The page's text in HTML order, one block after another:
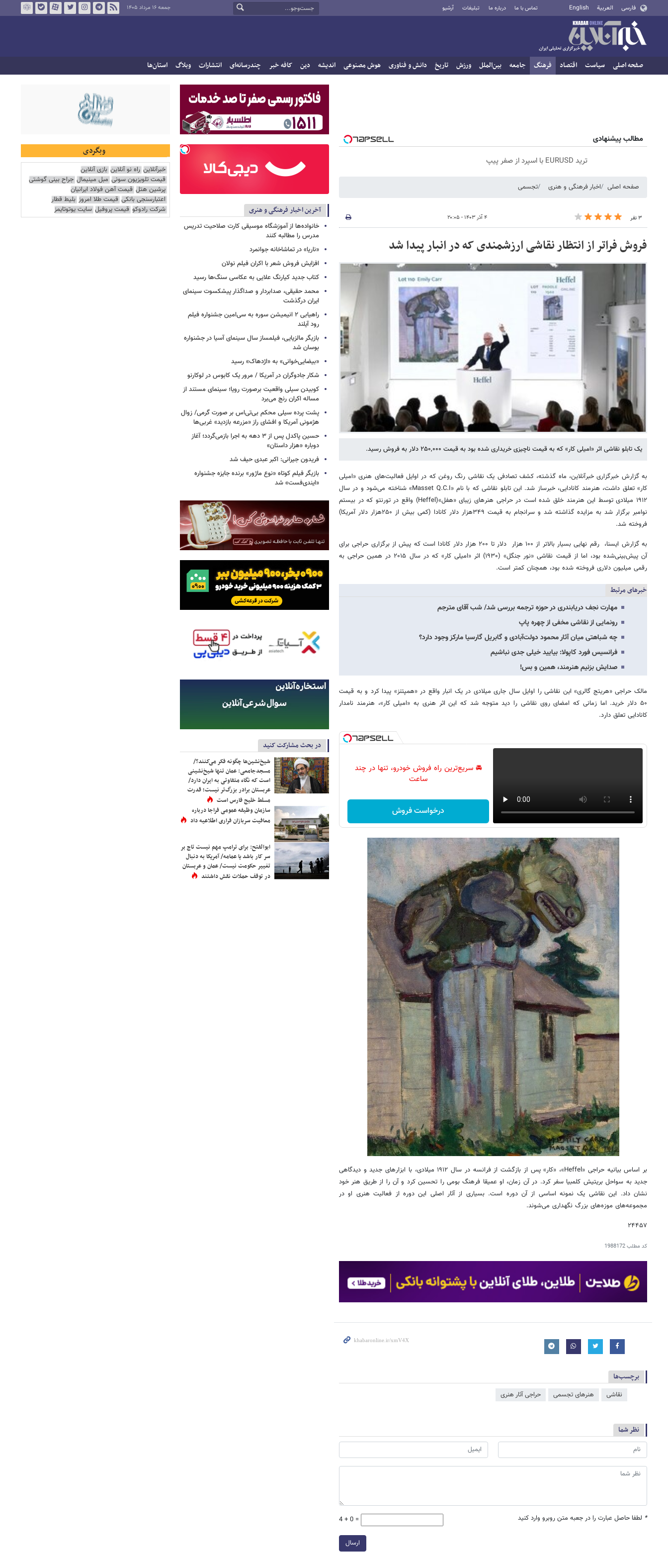
فارسی العربية English تماس با ما درباره ما تبلیغات آرشیو جمعه ۱۶ مرداد ۱۴۰۵
صفحه اصلی سیاست اقتصاد فرهنگ جامعه بین‌الملل ورزش تاریخ دانش و فناوری هوش مصنوعی اندیشه دین کافه خبر چندرسانه‌ای انتشارات وبلاگ استان‌ها
مطالب پیشنهادی
ترید EURUSD با اسپرد از صفر پیپ
صفحه اصلی اخبار فرهنگی و هنری تجسمی
۳ نفر ۴ آذر ۱۴۰۳ - ۲۰:۰۵
فروش فراتر از انتظار نقاشی ارزشمندی که در انبار پیدا شد
یک تابلو نقاشی اثر «امیلی کار» که به قیمت ناچیزی خریداری شده بود به قیمت ۲۵۰,۰۰۰ دلار به فروش رسید.
به گزارش خبرگزاری خبرآنلاین، ماه گذشته، کشف تصادفی یک نقاشی رنگ روغن که در اوایل فعالیت‌های هنری «امیلی
کار» تعلق داشت، هنرمند کانادایی، خبرساز شد. این تابلو نقاشی که با نام «Masset Q.C.I» شناخته می‌شود و در سال
۱۹۱۲ میلادی توسط این هنرمند خلق شده است در حراجی هنرهای زیبای «هفل»(Heffel) واقع در تورنتو که در بیستم
نوامبر برگزار شد به مزایده گذاشته شد و سرانجام به قیمت ۳۴۹هزار دلار کانادا (کمی بیش از ۲۵۰هزار دلار آمریکا)
فروخته شد.
به گزارش ایسنا، رقم نهایی بسیار بالاتر از ۱۰۰ هزار دلار تا ۲۰۰ هزار دلار کانادا است که پیش از برگزاری حراجی برای
آن پیش‌بینی‌شده بود، اما از قیمت نقاشی «نور جنگل» (۱۹۳۰) اثر «امیلی کار» که در سال ۲۰۱۵ در همین حراجی به
رقمی میلیون دلاری فروخته شده بود، همچنان کمتر است.
خبرهای مرتبط
مهارت نجف دریابندری در حوزه ترجمه بررسی شد/ شب آقای مترجم
رونمایی از نقاشی مخفی از چهره پاپ
چه شباهتی میان آثار محمود دولت‌آبادی و گابریل گارسیا مارکز وجود دارد؟
فرانسیس فورد کاپولا: بیایید خیلی جدی نباشیم
صدایش بزنیم هنرمند، همین و بس!
مالک حراجی «هریتج گالری» این نقاشی را اوایل سال جاری میلادی در یک انبار واقع در «همپتنز» پیدا کرد و به قیمت
۵۰ دلار خرید. اما زمانی که امضای روی نقاشی را دید متوجه شد که این اثر هنری به «امیلی کار»، هنرمند نامدار
کانادایی تعلق دارد.
🚘 سریع‌ترین راه فروش خودرو، تنها در چند
ساعت
درخواست فروش
بر اساس بیانیه حراجی «Heffel»، «کار» پس از بازگشت از فرانسه در سال ۱۹۱۲ میلادی، با ابزارهای جدید و دیدگاهی
جدید به سواحل بریتیش کلمبیا سفر کرد. در آن زمان، او عمیقا فرهنگ بومی را تحسین کرد و آن را از طریق هنر خود
نشان داد. این نقاشی یک نمونه اساسی از آن دوره است. بسیاری از آثار اصلی این دوره از فعالیت هنری او در
مجموعه‌های موزه‌های بزرگ نگهداری می‌شوند.
۲۴۴۵۷
کد مطلب1988172
برچسب‌ها
نقاشی هنرهای تجسمی حراجی آثار هنری
نظر شما
* لطفا حاصل عبارت را در جعبه متن روبرو وارد کنید 4 + 0 =
ارسال
آخرین اخبار فرهنگی و هنری
خانواده‌ها از آموزشگاه موسیقی کارت صلاحیت تدریس
مدرس را مطالبه کنند
«ناریا» در تماشاخانه جوانمرد
افزایش فروش شعر با اکران فیلم نولان
کتاب جدید کیارنگ علایی به عکاسی سنگ‌ها رسید
محمد حقیقی، صدابردار و صداگذار پیشکسوت سینمای
ایران درگذشت
راهیابی ۲ انیمیشن سوره به سی‌امین جشنواره فیلم
رود آیلند
بازیگر مالزیایی، فیلمساز سال سینمای آسیا در جشنواره
بوسان شد
«بیضایی‌خوانی» به «اژدهاک» رسید
شکار جادوگران در آمریکا / مرور یک کابوس در لوکارنو
کوبیدن سیلی واقعیت برصورت رویا؛ سینمای مستند از
مساله اکران رنج می‌برد
پشت پرده سیلی محکم بی‌تی‌اس بر صورت گرمی/ زوال
هژمونی آمریکا و افشای راز «مزرعه بازدید» غربی‌ها
حسین پاکدل پس از ۳ دهه به اجرا بازمی‌گردد؛ آغاز
دوباره «هزار داستان»
فریدون جیرانی: اکبر عبدی حیف شد
بازیگر فیلم کوتاه «نوع ماژور» برنده جایزه جشنواره
«ایندی‌فست» شد
در بحث مشارکت کنید
شیخ‌نشین‌ها چگونه فکر می‌کنند؟/
مسجدجامعی: عمان تنها شیخ‌نشینی
است که نگاه متفاوتی به ایران دارد/
عربستان برادر بزرگ‌تر نیست؛ قدرت
مسلط خلیج فارس است
سازمان وظیفه عمومی فراجا درباره
معافیت سربازان فراری اطلاعیه داد
ابوالفتح: برای ترامپ مهم نیست تاج بر
سر کار باشد یا عمامه/ آمریکا به دنبال
تغییر حکومت نیست/ عمان و عربستان
در توقف حملات نقش داشتند
وبگردی
خبرآنلاین راه نو آنلاین بازی آنلاین
قیمت تلویزیون سونی مبل مینیمال جراح بینی گوشتی
پرشین هتل قیمت آهن فولاد ایرانیان
اعتبارسنجی بانکی قیمت طلا امروز بلیط قطار
شرکت رادوکو قیمت پروفیل سایت یوتوتایمز